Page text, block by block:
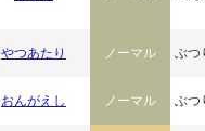
やつあたり ノーマル ぶつ
おんがえし ノーマル ぶつ